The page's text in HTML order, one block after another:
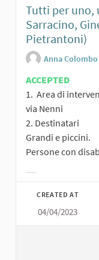
Tutti per uno,
Sarracino,
Pietrantoni)
Anna Colombo
ACCEPTED
1. Area di
via Nenni
2. Destinatari
Grandi e piccini.
Persone con
CREATED AT
04/04/2023